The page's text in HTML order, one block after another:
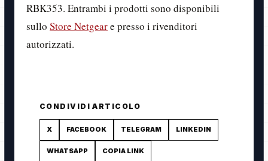
RBK353. Entrambi i prodotti sono disponibili
sullo Store Netgeare presso i rivenditori
autorizzati.
CONDIVIDI ARTICOLO
X FACEBOOK TELEGRAM LINKEDIN
WHATSAPP COPIA LINK